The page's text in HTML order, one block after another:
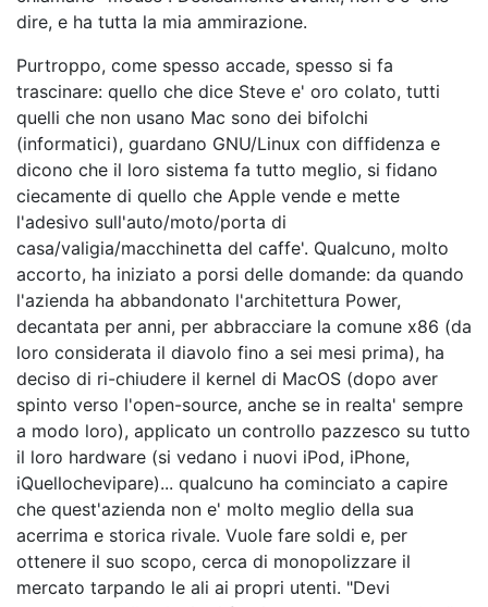
dire, e ha tutta la mia ammirazione.
Purtroppo, come spesso accade, spesso si fa
trascinare: quello che dice Steve e' oro colato, tutti
quelli che non usano Mac sono dei bifolchi
(informatici), guardano GNU/Linux con diffidenza e
dicono che il loro sistema fa tutto meglio, si fidano
ciecamente di quello che Apple vende e mette
l'adesivo sull'auto/moto/porta di
casa/valigia/macchinetta del caffe'. Qualcuno, molto
accorto, ha iniziato a porsi delle domande: da quando
l'azienda ha abbandonato l'architettura Power,
decantata per anni, per abbracciare la comune x86 (da
loro considerata il diavolo fino a sei mesi prima), ha
deciso di ri-chiudere il kernel di MacOS (dopo aver
spinto verso l'open-source, anche se in realta' sempre
a modo loro), applicato un controllo pazzesco su tutto
il loro hardware (si vedano i nuovi iPod, iPhone,
iQuellochevipare)... qualcuno ha cominciato a capire
che quest'azienda non e' molto meglio della sua
acerrima e storica rivale. Vuole fare soldi e, per
ottenere il suo scopo, cerca di monopolizzare il
mercato tarpando le ali ai propri utenti. "Devi